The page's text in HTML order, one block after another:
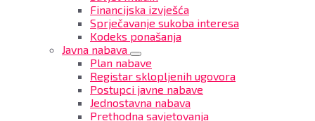
Financijska izvješća
Sprječavanje sukoba interesa
Kodeks ponašanja
Javna nabava
Plan nabave
Registar sklopljenih ugovora
Postupci javne nabave
Jednostavna nabava
Prethodna savjetovanja